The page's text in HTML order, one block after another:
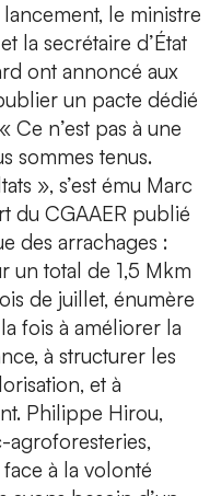
le ministre
la secrétaire d’État
ont annoncé aux
un pacte dédié
Ce n’est pas à une
sommes tenus.
», s’est ému Marc
du CGAAER publié
des arrachages :
un total de 1,5 Mkm
de juillet, énumère
fois à améliorer la
à structurer les
et à
Philippe Hirou,
agroforesteries,
à la volonté